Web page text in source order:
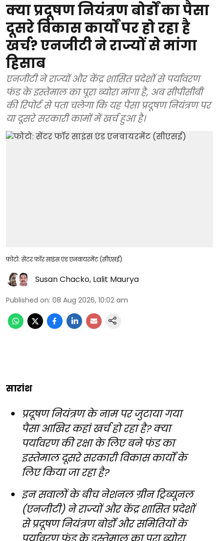
क्या प्रदूषण नियंत्रण बोर्डों का पैसा
दूसरे विकास कार्यों पर हो रहा है
खर्च? एनजीटी ने राज्यों से मांगा
हिसाब
एनजीटी ने राज्यों और केंद्र शासित प्रदेशों से पर्यावरण
फंड के इस्तेमाल का पूरा ब्योरा मांगा है, अब सीपीसीबी
की रिपोर्ट से पता चलेगा कि यह पैसा प्रदूषण नियंत्रण पर
या दूसरे सरकारी कामों में खर्च हुआ है।
फोटो: सेंटर फॉर साइंस एंड एनवायरमेंट (सीएसई)
Susan Chacko, Lalit Maurya
Published on: 08 Aug 2026, 10:02 am
सारांश
प्रदूषण नियंत्रण के नाम पर जुटाया गया
पैसा आखिर कहां खर्च हो रहा है? क्या
पर्यावरण की रक्षा के लिए बने फंड का
इस्तेमाल दूसरे सरकारी विकास कार्यों के
लिए किया जा रहा है?
इन सवालों के बीच नेशनल ग्रीन ट्रिब्यूनल
(एनजीटी) ने राज्यों और केंद्र शासित प्रदेशों
से प्रदूषण नियंत्रण बोर्डों और समितियों के